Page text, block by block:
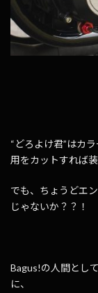
“どろよけ君”はカ
用をカットすれば
でも、ちょうどエ
じゃないか？？！
Bagus!の人間とし
に、